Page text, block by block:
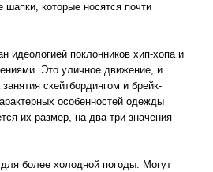
которые носятся почти
идеологией поклонников хип-хопа и
Это уличное движение, и
скейтбордингом и брейк-
особенностей одежды
их размер, на два-три значения
более холодной погоды. Могут